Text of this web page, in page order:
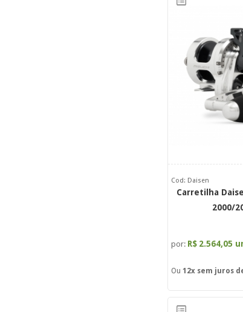
Cod: Daisen
Carretilha
2000/
por: R$ 2.564,05
Ou 12x sem juros